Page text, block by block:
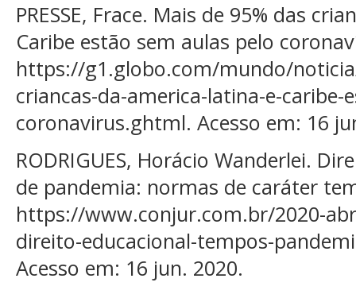
PRESSE, Frace. Mais de 95% das
Caribe estão sem aulas pelo
https://g1.globo.com/mundo/
criancas-da-america-latina-e-caribe-
coronavirus.ghtml. Acesso em: 16
RODRIGUES, Horácio Wanderlei.
de pandemia: normas de caráter
https://www.conjur.com.br/2020-
direito-educacional-tempos-
Acesso em: 16 jun. 2020.